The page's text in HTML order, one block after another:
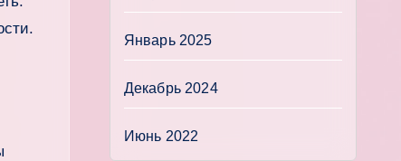
Январь 2025
Декабрь 2024
Июнь 2022